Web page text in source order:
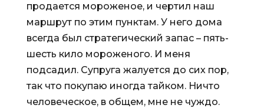
продается мороженое, и чертил наш
маршрут по этим пунктам. У него дома
всегда был стратегический запас – пять-
шесть кило мороженого. И меня
подсадил. Супруга жалуется до сих пор,
так что покупаю иногда тайком. Ничто
человеческое, в общем, мне не чуждо.